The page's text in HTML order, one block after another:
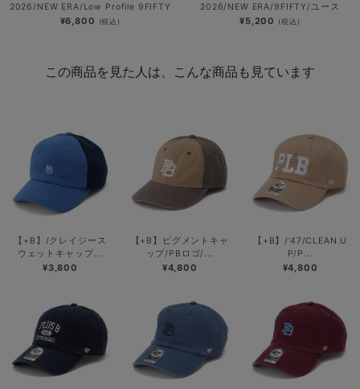
2026/NEW ERA/Low Profile 9FIFTY
¥6,800 (税込)
2026/NEW ERA/9FIFTY/ユース
¥5,200 (税込)
この商品を見た人は、こんな商品も見ています
【+B】/クレイジース
ウェットキャップ...
¥3,800
【+B】ピグメントキャ
ップ/PBロゴ/...
¥4,800
【+B】/’47/CLEAN U
P/P...
¥4,800